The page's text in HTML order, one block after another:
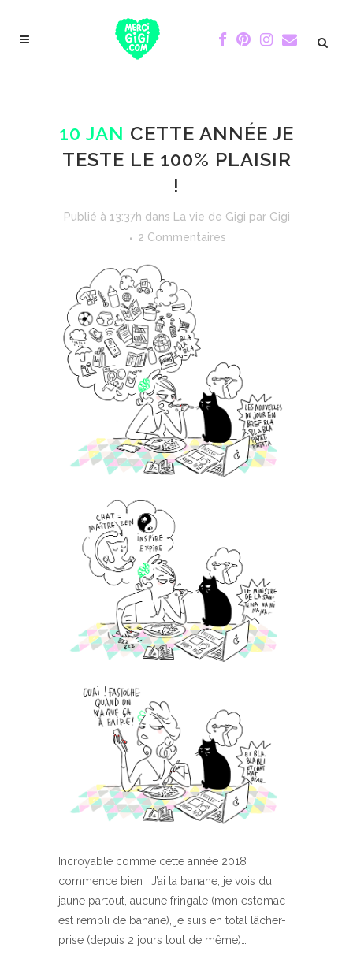
10 JAN CETTE ANNÉE JE
TESTE LE 100% PLAISIR
!
Publié à 13:37h dans La vie de Gigi par Gigi
2 Commentaires
Incroyable comme cette année 2018
commence bien ! J’ai la banane, je vois du
jaune partout, aucune fringale (mon estomac
est rempli de banane), je suis en total lâcher-
prise (depuis 2 jours tout de même)…